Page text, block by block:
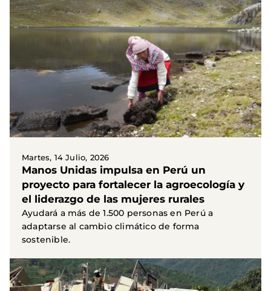
Martes, 14 Julio, 2026
Manos Unidas impulsa en Perú un
proyecto para fortalecer la agroecología y
el liderazgo de las mujeres rurales
Ayudará a más de 1.500 personas en Perú a
adaptarse al cambio climático de forma
sostenible.